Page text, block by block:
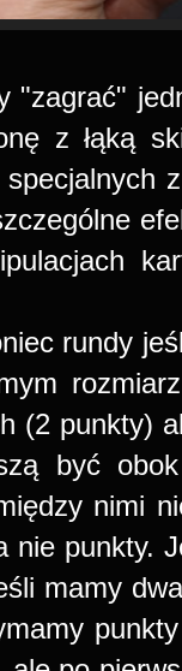
"zagrać"
z łąką
rundy
(2 punkty)
być
nimi
nie punkty.
mamy